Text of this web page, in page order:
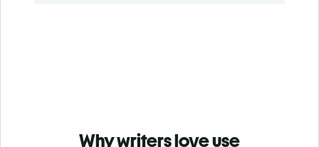
Why writers love use